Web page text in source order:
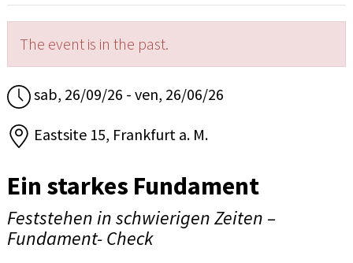
The event is in the past.
sab, 26/09/26 - ven, 26/06/26
Eastsite 15, Frankfurt a. M.
Ein starkes Fundament
Feststehen in schwierigen Zeiten –
Fundament- Check